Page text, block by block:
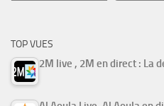
TOP VUES
2M live , 2M en direct : La